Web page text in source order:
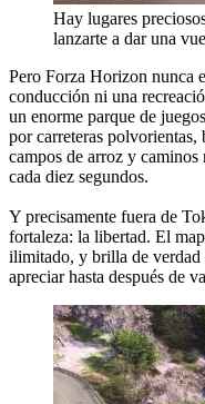
Hay lugares
lanzarte a dar una
Pero Forza Horizon nunca
conducción ni una
un enorme parque de
por carreteras polvorientas,
campos de arroz y
cada diez segundos.
Y precisamente fuera de
fortaleza: la libertad. El
ilimitado, y brilla de verdad
apreciar hasta después de